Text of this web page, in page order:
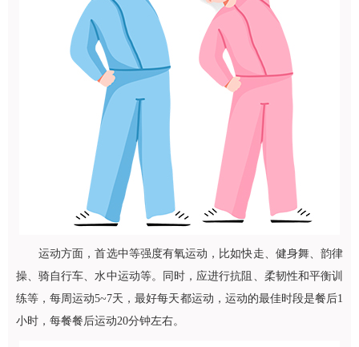
运动方面，首选中等强度有氧运动，比如快走、健身舞、韵律
操、骑自行车、水中运动等。同时，应进行抗阻、柔韧性和平衡训
练等，每周运动5~7天，最好每天都运动，运动的最佳时段是餐后1
小时，每餐餐后运动20分钟左右。